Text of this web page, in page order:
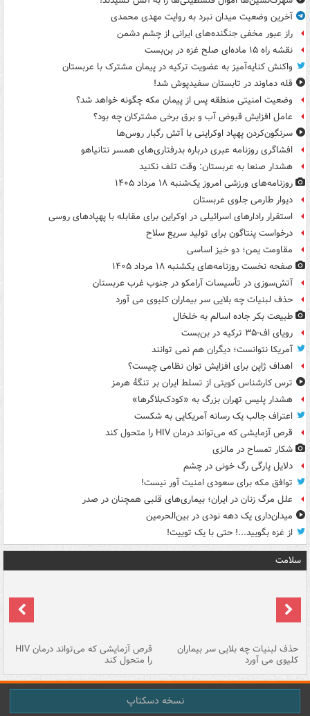
آخرین وضعیت میدان نبرد به روایت مهدی محمدی
راز عبور مخفی جنگنده‌های ایرانی از چشم دشمن
نقشه راه ۱۵ ماده‌ای صلح غزه در بن‌بست
واکنش کنایه‌آمیز به عضویت ترکیه در پیمان مشترک با عربستان
قله دماوند در تابستان سفیدپوش شد!
وضعیت امنیتی منطقه پس از پیمان مکه چگونه خواهد شد؟
عامل افزایش قبوض آب و برق برخی مشترکان چه بود؟
سرنگون‌کردن پهپاد اوکراینی با آتش رگبار روس‌ها
افشاگری روزنامه عبری درباره بدرفتاری‌های همسر نتانیاهو
هشدار صنعا به عربستان: وقت تلف نکنید
روزنامه‌های ورزشی امروز یک‌شنبه ۱۸ مرداد ۱۴۰۵
دیوار طارمی جلوی عربستان
استقرار رادارهای اسرائیلی در اوکراین برای مقابله با پهپادهای روسی
درخواست پنتاگون برای تولید سریع سلاح
مقاومت یمن؛ دو خیز اساسی
صفحه نخست روزنامه‌های یکشنبه ۱۸ مرداد ۱۴۰۵
آتش‌سوزی در تأسیسات آرامکو در جنوب غرب عربستان
حذف لبنیات چه بلایی سر بیماران کلیوی می آورد
طبیعت بکر جاده اسالم به خلخال
رویای اف-۳۵ ترکیه در بن‌بست
آمریکا نتوانست؛ دیگران هم نمی توانند
اهداف ژاپن برای افزایش توان نظامی چیست؟
ترس کارشناس کویتی از تسلط ایران بر تنگۀ هرمز
هشدار پلیس تهران بزرگ به «کودک‌بلاگرها»
اعتراف جالب یک رسانه آمریکایی به شکست
قرص آزمایشی که می‌تواند درمان HIV را متحول کند
شکار تمساح در مالزی
دلایل پارگی رگ خونی در چشم
توافق مکه برای سعودی امنیت آور نیست!
علل مرگ زنان در ایران؛ بیماری‌های قلبی همچنان در صدر
میدان‌داری یک دهه نودی در بین‌الحرمین
از غزه بگویید...! حتی با یک توییت!
سلامت
حذف لبنیات چه بلایی سر بیماران
کلیوی می آورد
قرص آزمایشی که می‌تواند درمان HIV
را متحول کند
نسخه دسکتاپ